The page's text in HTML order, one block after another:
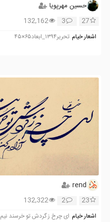
حسین مهرپویا
27
3
132,162
اشعار خیام تحریر۱۳۹۴_ابعاد۶۵×۴۵
rend
23
2
132,322
اشعار خیام ای چرخ ز گردش تو خرسند نیم